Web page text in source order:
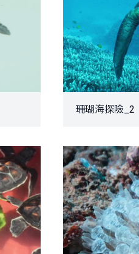
珊瑚海探險_2